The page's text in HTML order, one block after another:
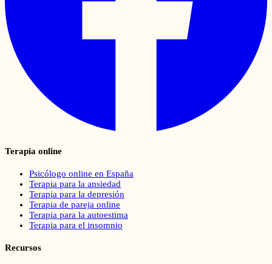
Terapia online
Psicólogo online en España
Terapia para la ansiedad
Terapia para la depresión
Terapia de pareja online
Terapia para la autoestima
Terapia para el insomnio
Recursos